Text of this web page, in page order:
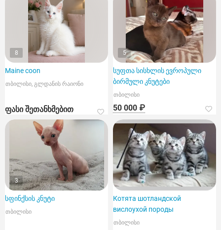
8
Maine coon
თბილისი, გლდანის რაიონი
ფასი შეთანხმებით
5
სუფთა სისხლის ევროპული
ბირმული კნუტები
თბილისი
50 000 ₽
3
სფინქსის კნუტი
თბილისი
Котята шотландской
вислоухой породы
თბილისი